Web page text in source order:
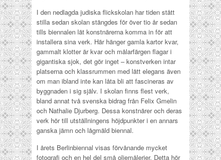
I den nedlagda judiska flickskolan har tiden stått
stilla sedan skolan stängdes för över tio år sedan
tills biennalen lät konstnärerna komma in för att
installera sina verk. Här hänger gamla kartor kvar,
gammalt klotter är kvar och målarfärgen flagar i
gigantiska sjok, det gör inget – konstverken intar
platserna och klassrummen med lätt elegans även
om man ibland inte kan låta bli att fascineras av
byggnaden i sig själv. I skolan finns flest verk,
bland annat två svenska bidrag från Felix Gmelin
och Nathalie Djurberg. Dessa konstnärer och deras
verk hör till utställningens höjdpunkter i en annars
ganska jämn och lågmäld biennal.
I årets Berlinbiennal visas förvånande mycket
fotografi och en hel del små oljemålerier. Detta hör